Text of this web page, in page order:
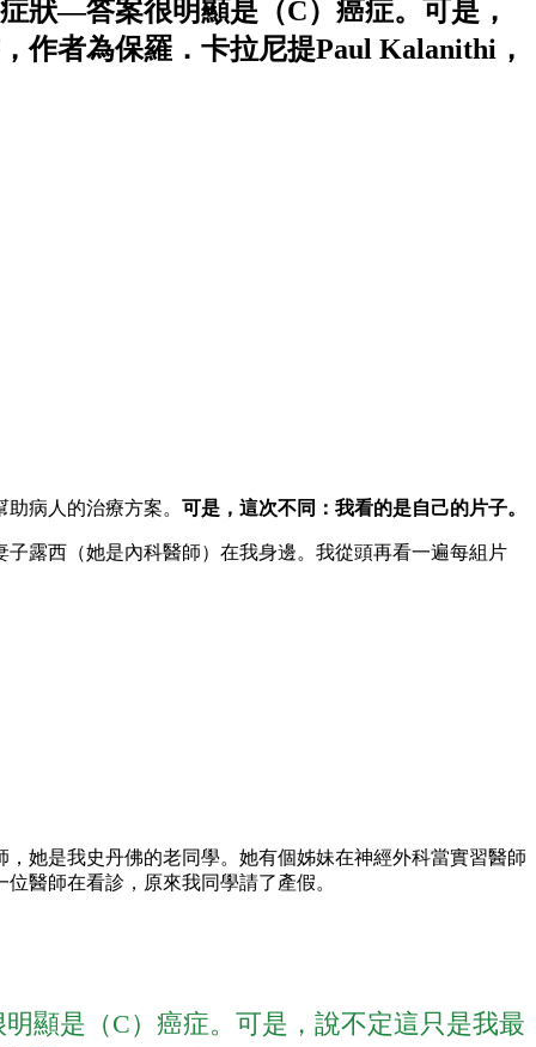
狀—答案很明顯是（C）癌症。可是，
作者為保羅．卡拉尼提Paul Kalanithi，
病人的治療方案。 可是，這次不同：我看的是自己的片子。
露西（她是內科醫師）在我身邊。我從頭再看一遍每組片
她是我史丹佛的老同學。她有個姊妹在神經外科當實習醫師
醫師在看診，原來我同學請了產假。
顯是（C）癌症。可是，說不定這只是我最